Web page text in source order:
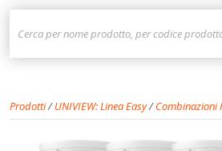
Prodotti/UNIVIEW: Linea Easy/Combinazioni